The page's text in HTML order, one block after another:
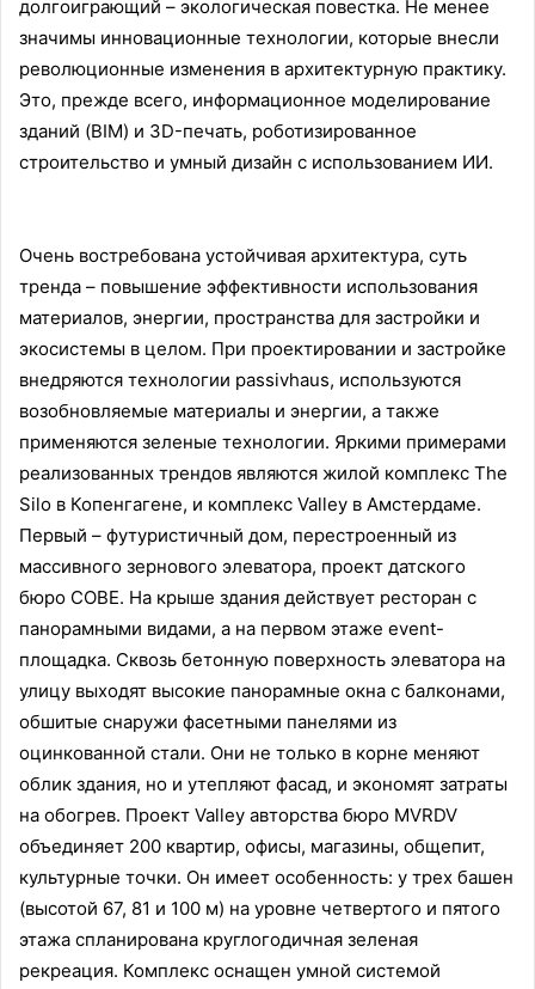
долгоиграющий – экологическая повестка. Не менее
значимы инновационные технологии, которые внесли
революционные изменения в архитектурную практику.
Это, прежде всего, информационное моделирование
зданий (BIM) и 3D-печать, роботизированное
строительство и умный дизайн с использованием ИИ.
Очень востребована устойчивая архитектура, суть
тренда – повышение эффективности использования
материалов, энергии, пространства для застройки и
экосистемы в целом. При проектировании и застройке
внедряются технологии passivhaus, используются
возобновляемые материалы и энергии, а также
применяются зеленые технологии. Яркими примерами
реализованных трендов являются жилой комплекс The
Silo в Копенгагене, и комплекс Valley в Амстердаме.
Первый – футуристичный дом, перестроенный из
массивного зернового элеватора, проект датского
бюро COBE. На крыше здания действует ресторан с
панорамными видами, а на первом этаже event-
площадка. Сквозь бетонную поверхность элеватора на
улицу выходят высокие панорамные окна с балконами,
обшитые снаружи фасетными панелями из
оцинкованной стали. Они не только в корне меняют
облик здания, но и утепляют фасад, и экономят затраты
на обогрев. Проект Valley авторства бюро MVRDV
объединяет 200 квартир, офисы, магазины, общепит,
культурные точки. Он имеет особенность: у трех башен
(высотой 67, 81 и 100 м) на уровне четвертого и пятого
этажа спланирована круглогодичная зеленая
рекреация. Комплекс оснащен умной системой